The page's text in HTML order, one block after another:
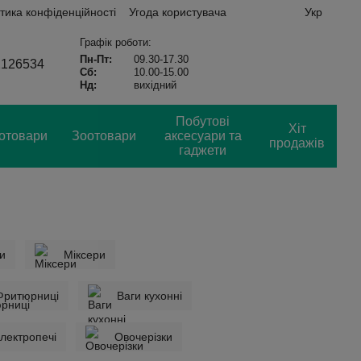
конфіденційності
Угода користувача
Укр
Графік роботи:
Пн-Пт:
09.30-17.30
Сб:
10.00-15.00
Нд:
вихідний
Зоотовари
Побутові
аксесуари та
гаджети
Хіт
продажів
Міксери
Ваги кухонні
Овочерізки